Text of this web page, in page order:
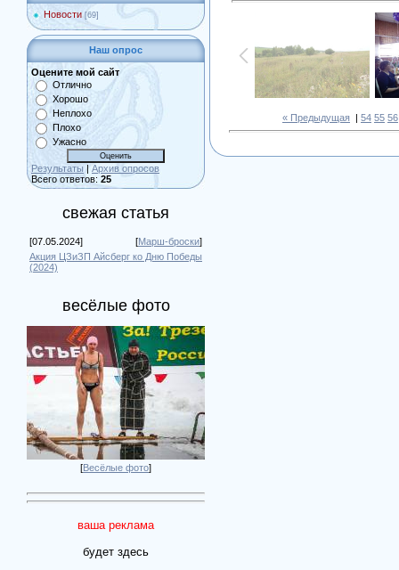
Новости [69]
Наш опрос
Оцените мой сайт
Отлично
Хорошо
Неплохо
Плохо
Ужасно
Результаты | Архив опросов
Всего ответов: 25
свежая статья
[07.05.2024] [Марш-броски]
Акция ЦЗиЗП Айсберг ко Дню Победы
(2024)
весёлые фото
[Весёлые фото]
ваша реклама
будет здесь
« Предыдущая | 54 55 56